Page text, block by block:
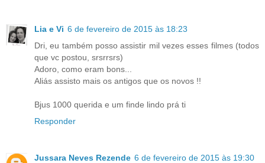
Lia e Vi 6 de fevereiro de 2015 às 18:23
Dri, eu também posso assistir mil vezes esses filmes (todos
que vc postou, srsrrsrs)
Adoro, como eram bons...
Aliás assisto mais os antigos que os novos !!
Bjus 1000 querida e um finde lindo prá ti
Responder
Jussara Neves Rezende 6 de fevereiro de 2015 às 19:30